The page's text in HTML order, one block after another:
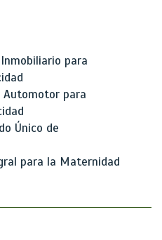
para
Automotor para
Único de
para la Maternidad